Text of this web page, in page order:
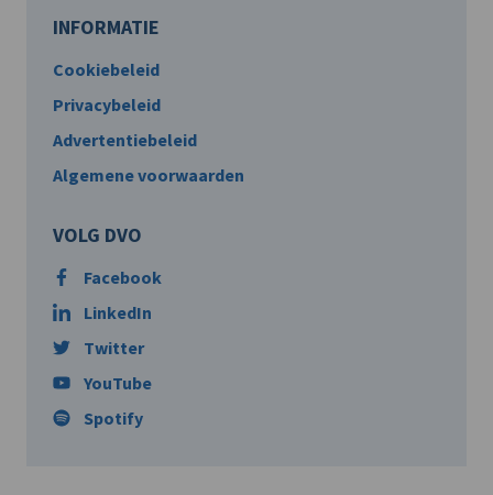
INFORMATIE
Cookiebeleid
Privacybeleid
Advertentiebeleid
Algemene voorwaarden
VOLG DVO
Facebook
LinkedIn
Twitter
YouTube
Spotify